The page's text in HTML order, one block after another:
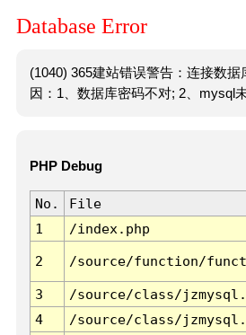
Database Error
(1040) 365建站错误警告：连接数据
因：1、数据库密码不对; 2、mysql未
PHP Debug
No. File
1
/index.php
2 /source/function/
3 /source/class/
4
/source/class/